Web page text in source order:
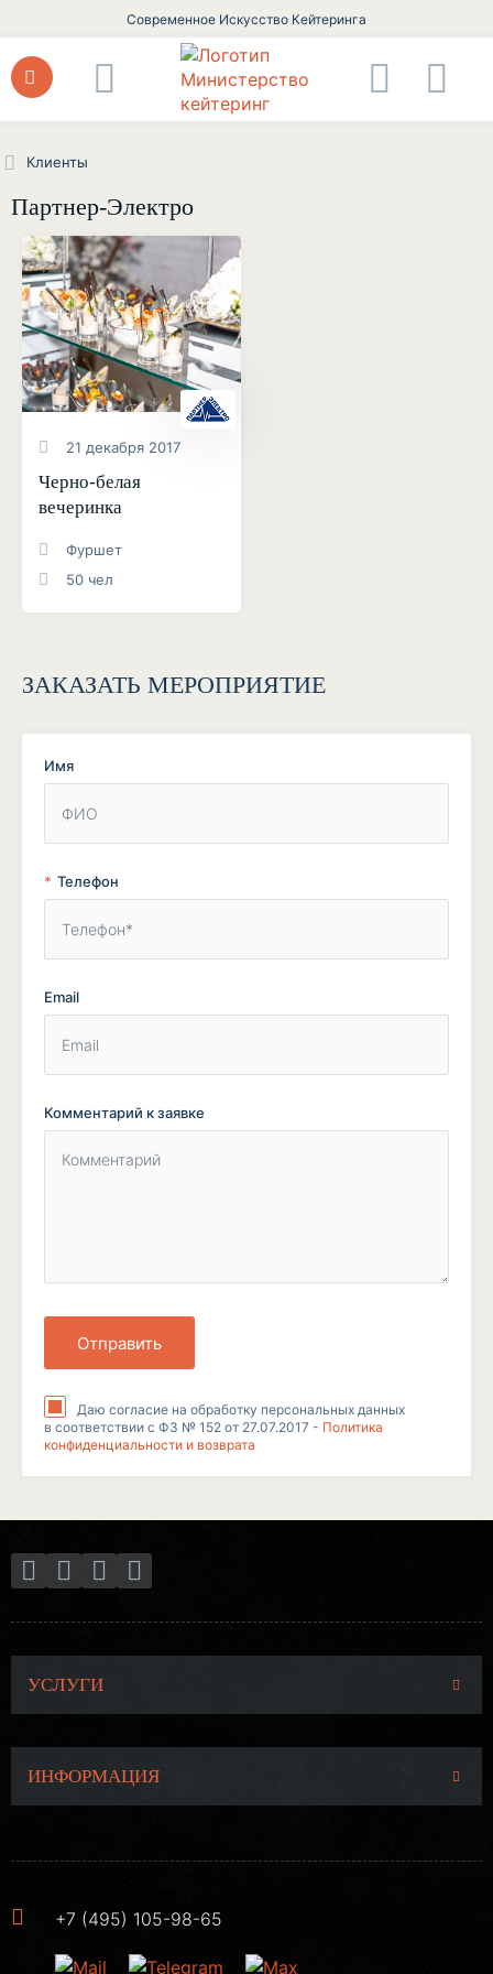
Современное Искусство Кейтеринга
Клиенты
Партнер-Электро
21 декабря 2017
Черно-белая
вечеринка
Фуршет
50 чел
ЗАКАЗАТЬ МЕРОПРИЯТИЕ
Имя
Телефон
Email
Комментарий к заявке
Отправить
Даю согласие на обработку персональных данных
в соответствии с ФЗ № 152 от 27.07.2017 - Политика
конфиденциальности и возврата
УСЛУГИ
ИНФОРМАЦИЯ
+7 (495) 105-98-65